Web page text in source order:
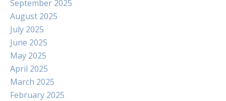
September 2025
August 2025
July 2025
June 2025
May 2025
April 2025
March 2025
February 2025